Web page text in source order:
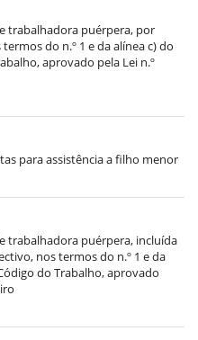
trabalhadora puérpera, por
do n.º 1 e da alínea c) do
aprovado pela Lei n.º
para assistência a filho menor
trabalhadora puérpera, incluída
nos termos do n.º 1 e da
do Trabalho, aprovado